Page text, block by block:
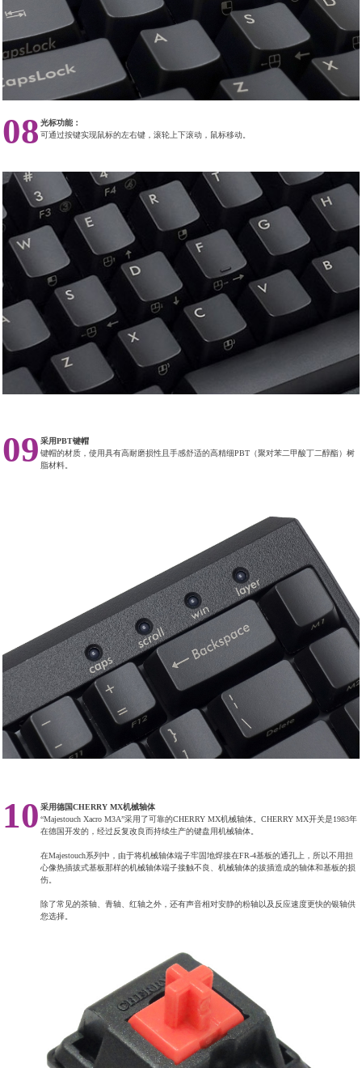
08 光标功能：
可通过按键实现鼠标的左右键，滚轮上下滚动，鼠标移动。
09 采用PBT键帽
键帽的材质，使用具有高耐磨损性且手感舒适的高精细PBT（聚对苯二甲酸丁二醇酯）树
脂材料。
10 采用德国CHERRY MX机械轴体
“Majestouch Xacro M3A”采用了可靠的CHERRY MX机械轴体。CHERRY MX开关是1983年
在德国开发的，经过反复改良而持续生产的键盘用机械轴体。
在Majestouch系列中，由于将机械轴体端子牢固地焊接在FR-4基板的通孔上，所以不用担
心像热插拔式基板那样的机械轴体端子接触不良、机械轴体的拔插造成的轴体和基板的损
伤。
除了常见的茶轴、青轴、红轴之外，还有声音相对安静的粉轴以及反应速度更快的银轴供
您选择。